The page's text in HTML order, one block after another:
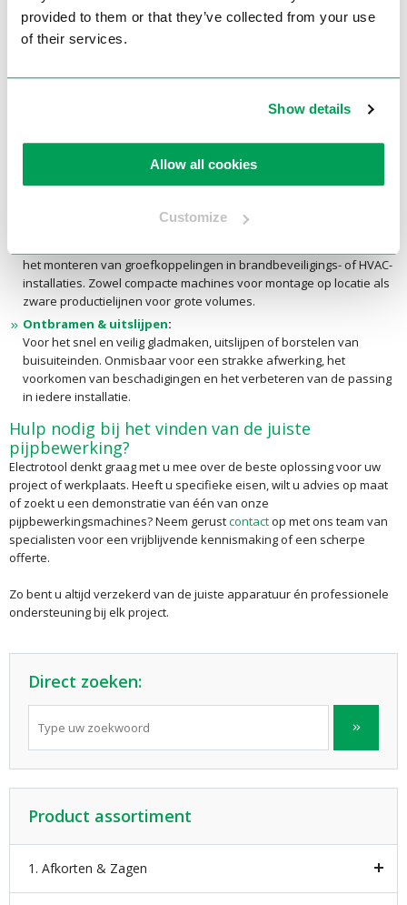
provided to them or that they’ve collected from your use
of their services.
Show details
Allow all cookies
Customize
werkvloer.
Onze oplossingen voor pijpbewerking
assortiment is overzichtelijk verdeeld in drie hoofdgroepen, zodat u
kunststof buizen. Ideaal voor installateurs, leidingbouwers en de
industrie. Geschikt voor uiteenlopende buisdiameters, zowel
het monteren van groefkoppelingen in brandbeveiligings- of HVAC-
installaties. Zowel compacte machines voor montage op locatie als
zware productielijnen voor grote volumes.
Ontbramen & uitslijpen:
Voor het snel en veilig gladmaken, uitslijpen of borstelen van
buisuiteinden. Onmisbaar voor een strakke afwerking, het
voorkomen van beschadigingen en het verbeteren van de passing
in iedere installatie.
Hulp nodig bij het vinden van de juiste
pijpbewerking?
Electrotool denkt graag met u mee over de beste oplossing voor uw
project of werkplaats. Heeft u specifieke eisen, wilt u advies op maat
of zoekt u een demonstratie van één van onze
pijpbewerkingsmachines? Neem gerustcontactop met ons team van
specialisten voor een vrijblijvende kennismaking of een scherpe
offerte.
Zo bent u altijd verzekerd van de juiste apparatuur én professionele
ondersteuning bij elk project.
Direct zoeken:
Product assortiment
1. Afkorten & Zagen